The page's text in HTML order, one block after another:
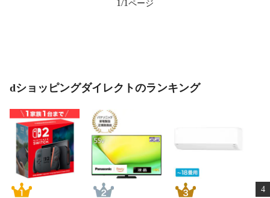
1/1
dショッピングダイレクトのランキング
4